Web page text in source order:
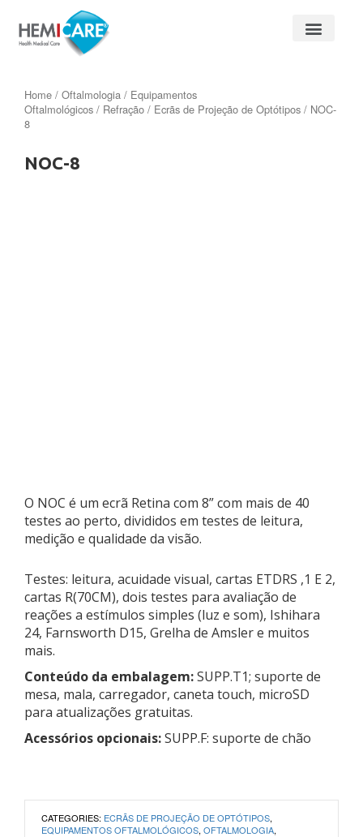
Home / Oftalmologia / Equipamentos
Oftalmológicos / Refração / Ecrãs de Projeção de Optótipos / NOC-
8
NOC-8
O NOC é um ecrã Retina com 8” com mais de 40
testes ao perto, divididos em testes de leitura,
medição e qualidade da visão.
Testes: leitura, acuidade visual, cartas ETDRS ,1 E 2,
cartas R(70CM), dois testes para avaliação de
reações a estímulos simples (luz e som), Ishihara
24, Farnsworth D15, Grelha de Amsler e muitos
mais.
Conteúdo da embalagem:SUPP.T1; suporte de
mesa, mala, carregador, caneta touch, microSD
para atualizações gratuitas.
Acessórios opcionais:SUPP.F: suporte de chão
CATEGORIES: ECRÃS DE PROJEÇÃO DE OPTÓTIPOS,
EQUIPAMENTOS OFTALMOLÓGICOS, OFTALMOLOGIA,